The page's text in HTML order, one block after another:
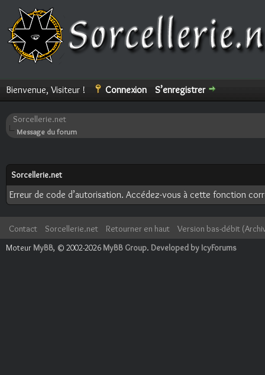
Bienvenue, Visiteur ! Connexion S’enregistrer
Sorcellerie.net
Message du forum
Sorcellerie.net
Erreur de code d’autorisation. Accédez-vous à cette fonction
Contact Sorcellerie.net Retourner en haut
Version bas-débit
Moteur MyBB, © 2002-2026 MyBB Group. Developed by IcyForums